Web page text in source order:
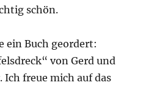
schön.
ein Buch geordert:
von Gerd und
freue mich auf das